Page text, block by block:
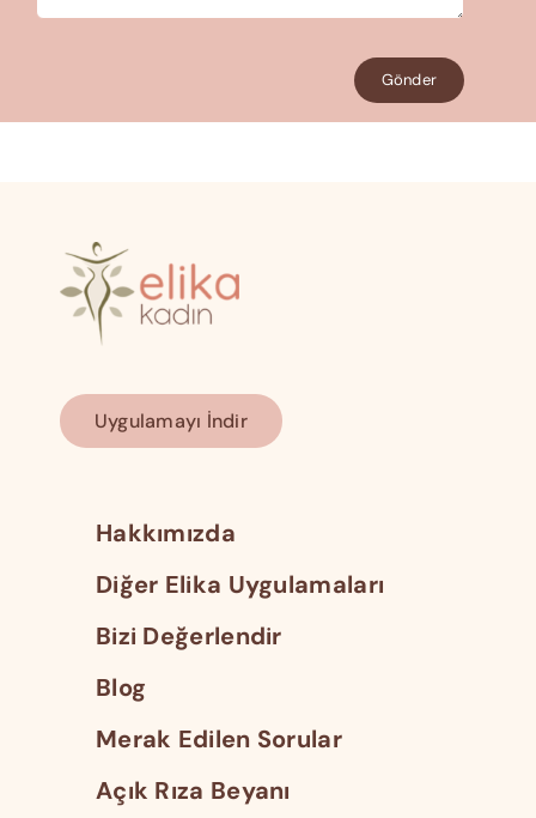
Gönder
Uygulamayı İndir
Hakkımızda
Diğer Elika Uygulamaları
Bizi Değerlendir
Blog
Merak Edilen Sorular
Açık Rıza Beyanı